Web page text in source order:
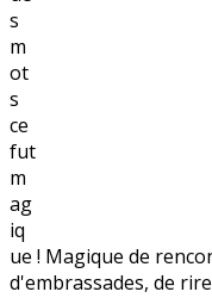
s
m
ot
s
ce
fut
m
ag
iq
ue ! Magique de
d'embrassades, de